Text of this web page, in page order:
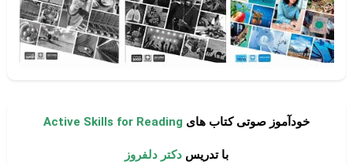
خودآموز صوتی کتاب های Active Skills for Reading
با تدریس دکتر دلفروز